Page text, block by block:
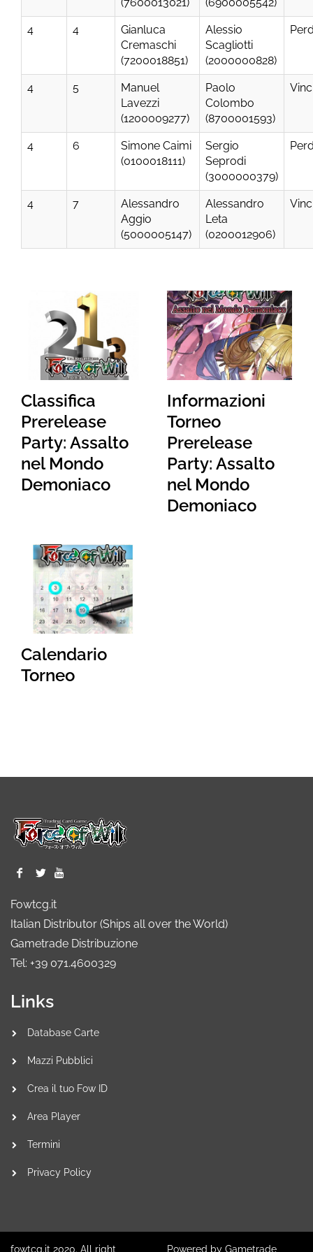
4 4
Gianluca
Cremaschi
(7200018851)
Alessio
Scagliotti
(2000000828)
4 5
Manuel
Lavezzi
(1200009277)
Paolo
Colombo
(8700001593)
4 6
Simone Caimi
(0100018111)
Sergio
Seprodi
(3000000379)
4 7
Alessandro
Aggio
(5000005147)
Alessandro
Leta
(0200012906)
Classifica
Prerelease
Party: Assalto
nel Mondo
Demoniaco
Informazioni
Torneo
Prerelease
Party: Assalto
nel Mondo
Demoniaco
Calendario
Torneo
Fowtcg.it
Italian Distributor (Ships all over the World)
Gametrade Distribuzione
Tel: +39 071.4600329
Links
Database Carte
Mazzi Pubblici
Crea il tuo Fow ID
Area Player
Termini
Privacy Policy
fowtcg.it 2020. All right
Powered by Gametrade